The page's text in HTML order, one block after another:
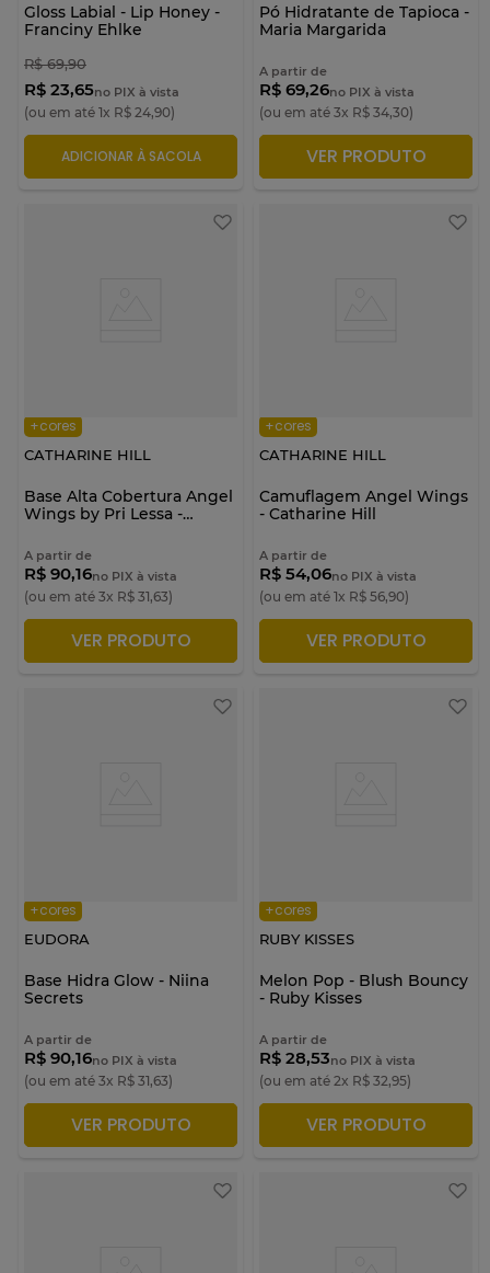
Gloss Labial - Lip Honey -
Franciny Ehlke
R$ 69,90
R$ 23,65no PIX à vista
(ou em até 1x R$ 24,90)
ADICIONAR À SACOLA
Pó Hidratante de Tapioca -
Maria Margarida
A partir de
R$ 69,26no PIX à vista
(ou em até 3x R$ 34,30)
ADICIONAR À SACOLA
VER PRODUTO
+cores
CATHARINE HILL
Base Alta Cobertura Angel
Wings by Pri Lessa -
A partir de
R$ 90,16no PIX à vista
(ou em até 3x R$ 31,63)
ADICIONAR À SACOLA
VER PRODUTO
+cores
CATHARINE HILL
Camuflagem Angel Wings
- Catharine Hill
A partir de
R$ 54,06no PIX à vista
(ou em até 1x R$ 56,90)
ADICIONAR À SACOLA
VER PRODUTO
+cores
EUDORA
Base Hidra Glow - Niina
Secrets
A partir de
R$ 90,16no PIX à vista
(ou em até 3x R$ 31,63)
ADICIONAR À SACOLA
VER PRODUTO
+cores
RUBY KISSES
Melon Pop - Blush Bouncy
- Ruby Kisses
A partir de
R$ 28,53no PIX à vista
(ou em até 2x R$ 32,95)
ADICIONAR À SACOLA
VER PRODUTO